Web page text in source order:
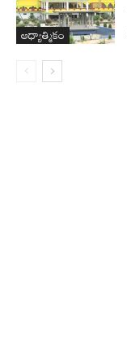
ఆధ్యాత్మికం